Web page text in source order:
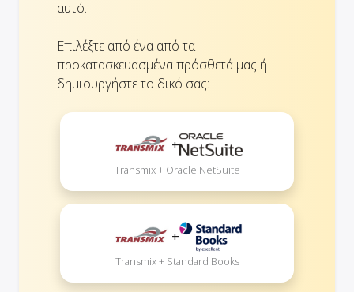
αυτό.
Επιλέξτε από ένα από τα
προκατασκευασμένα πρόσθετά μας ή
δημιουργήστε το δικό σας:
+
Transmix + Oracle NetSuite
+
Transmix + Standard Books